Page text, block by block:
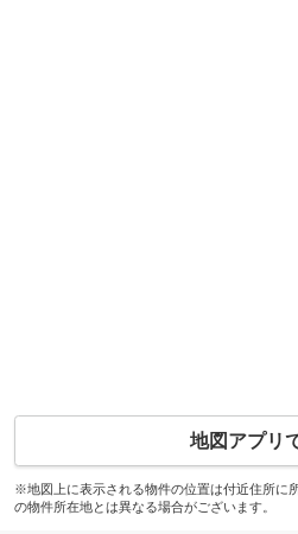
地図アプリ
※地図上に表示される物件の位置は付近住所に
の物件所在地とは異なる場合がございます。